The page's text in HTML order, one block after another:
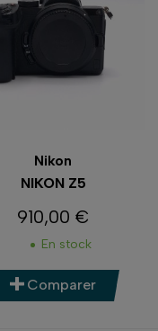
Nikon
NIKON Z5
Prix
910,00 €
En stock
Comparer